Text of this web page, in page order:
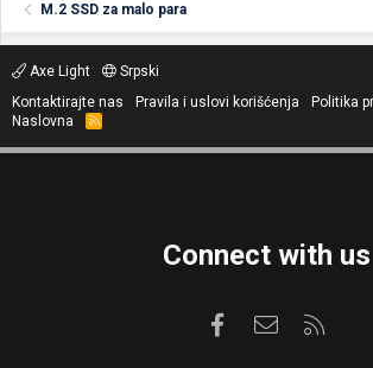
M.2 SSD za malo para
Axe Light
Srpski
Kontaktirajte nas
Pravila i uslovi korišćenja Politika
Naslovna
R
S
Connect with us
FacebookKontaktirajte